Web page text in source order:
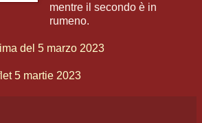
mentre il secondo è in
rumeno.
del 5 marzo 2023
5 martie 2023